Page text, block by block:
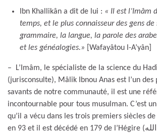
Ibn Khallikân a dit de lui : « Il est l’Imâm
temps, et le plus connaisseur des gens de
grammaire, la langue, la parole des
et les généalogies.»
[Wafayâtou l-A’yân]
– L’Imâm, le spécialiste de la science du
(jurisconsulte), Mâlik Ibnou Anas est l’un des
savants de notre communauté, il est une
incontournable pour tous musulman. C’est
qu’il a vécu dans les trois premiers siècles
en 93 et il est décédé en 179 de l’Hégire (رحمه الله) c’est-à-dire